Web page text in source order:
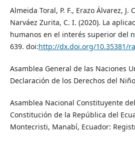
Almeida Toral, P. F., Erazo Álvarez, J.
Narváez Zurita, C. I. (2020). La
humanos en el interés superior del
639. doi:http://dx.doi.org/10.35381/
Asamblea General de las Naciones
Declaración de los Derechos del
Asamblea Nacional Constituyente
Constitución de la República del
Montecristi, Manabí, Ecuador: